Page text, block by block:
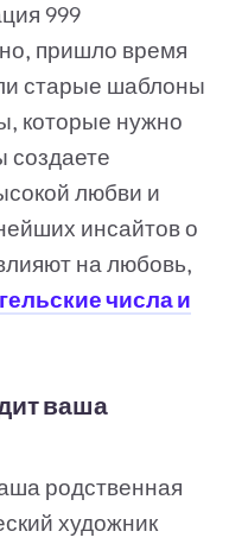
999
пришло время
старые шаблоны
которые нужно
создаете
любви и
инсайтов о
на любовь,
числа и
ваша
родственная
художник